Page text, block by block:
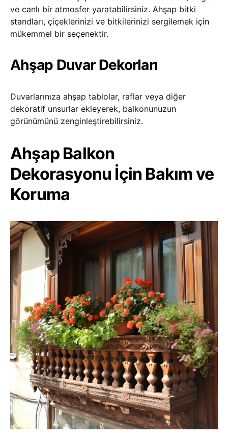
ve canlı bir atmosfer yaratabilirsiniz. Ahşap bitki
standları, çiçeklerinizi ve bitkilerinizi sergilemek için
mükemmel bir seçenektir.
Ahşap Duvar Dekorları
Duvarlarınıza ahşap tablolar, raflar veya diğer
dekoratif unsurlar ekleyerek, balkonunuzun
görünümünü zenginleştirebilirsiniz.
Ahşap Balkon
Dekorasyonu İçin Bakım ve
Koruma